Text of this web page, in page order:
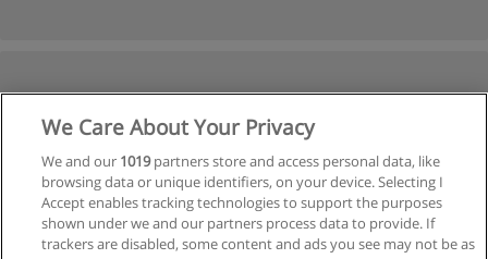
Próxima
We Care About Your Privacy
We and our 1019partners store and access personal data, like
browsing data or unique identifiers, on your device. Selecting I
Accept enables tracking technologies to support the purposes
shown under we and our partners process data to provide. If
trackers are disabled, some content and ads you see may not be as